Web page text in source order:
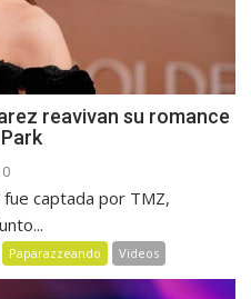
reavivan su romance
0
fue captada por TMZ,
Paparazzeando Videos